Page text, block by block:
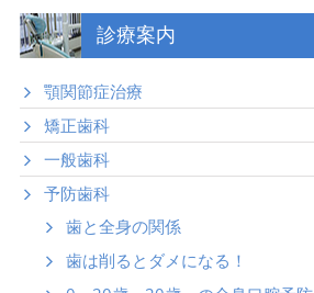
診療案内
顎関節症治療
矯正歯科
一般歯科
予防歯科
歯と全身の関係
歯は削るとダメになる！